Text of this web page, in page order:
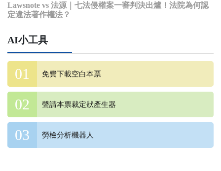
Lawsnote vs 法源｜七法侵權案一審判決出爐！法院為何認
定違法著作權法？
AI小工具
免費下載空白本票
聲請本票裁定狀產生器
勞檢分析機器人